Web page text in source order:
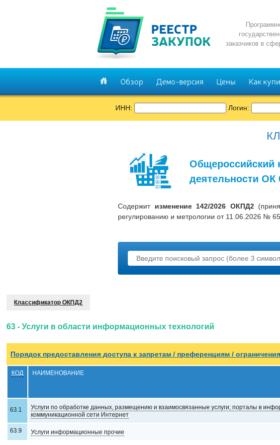
заказчиков в
Обзор Демо-версия Цены Как
ИНН: Логин:
Общероссийский
деятельности ОК
Содержит изменение 142/2026 ОКПД2
регулированию и метрологии от 11.06.2026 №
Классификатор ОКПД2
63 - Услуги в области информационных технологий
Порядок предоставления доступа к запрeтам / преференциям /
КОД НАИМЕНОВАНИЕ
63.1
Услуги по обработке данных, размещению и взаимосвязанные услуги; порталы в
коммуникационной сети Интернет
63.9 Услуги информационные прочие